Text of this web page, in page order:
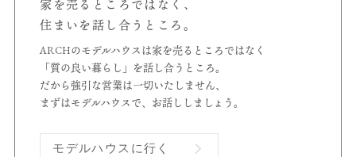
家を売るところではなく、
住まいを話し合うところ。
ARCHのモデルハウスは家を売るところではなく
「質の良い暮らし」を話し合うところ。
だから強引な営業は一切いたしません、
まずはモデルハウスで、お話ししましょう。
モデルハウスに行く